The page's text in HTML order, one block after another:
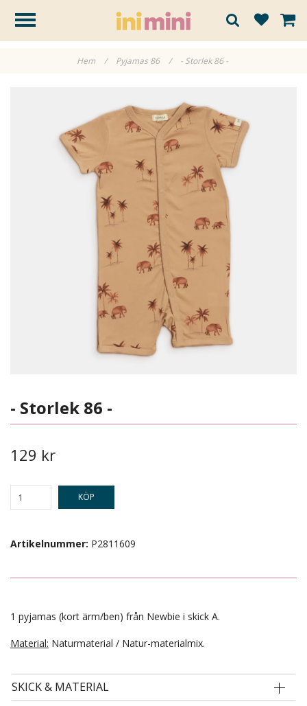
Hem / Pyjamas 86 / - Storlek 86 -
- Storlek 86 -
129 kr
KÖP
Artikelnummer: P2811609
1 pyjamas (kort ärm/ben) från Newbie i skick A.
Material: Naturmaterial / Natur-materialmix.
SKICK & MATERIAL